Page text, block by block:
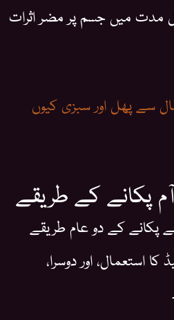
مدت میں جسم پر مضر اثرات
ڈر: خاتون نے 20 سال سے پھل اور سبزی کیوں
پکانے کے طریقے
پکانے کے دو عام طریقے
کا استعمال، اور دوسرا،